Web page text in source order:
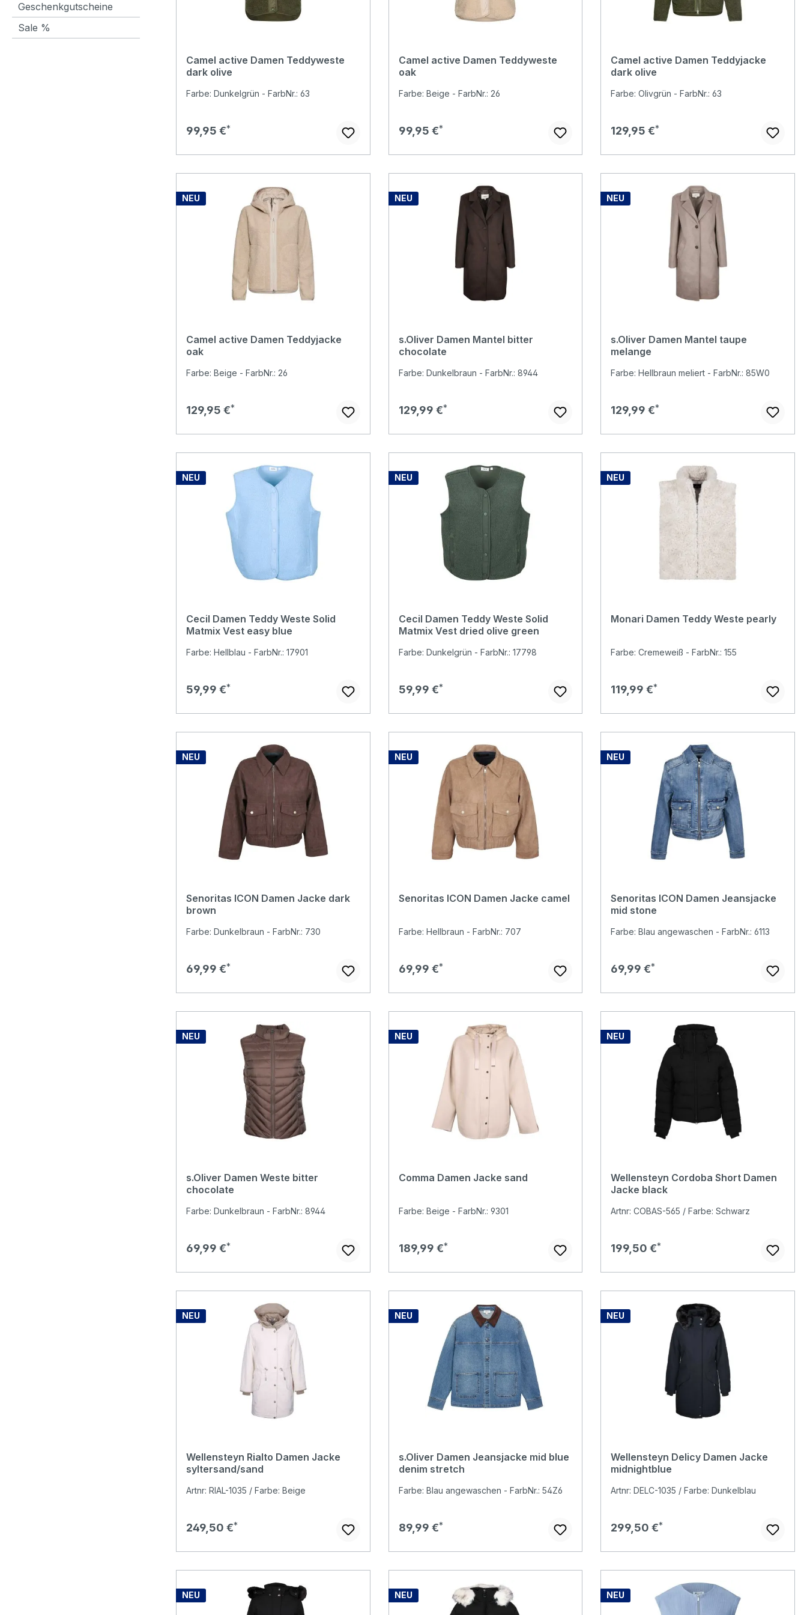
Geschenkgutscheine
Sale %
Camel active Damen Teddyweste
dark olive
Farbe: Dunkelgrün - FarbNr.: 63
Regulärer Preis:
99,95 €
Camel active Damen Teddyweste
oak
Farbe: Beige - FarbNr.: 26
Regulärer Preis:
99,95 €
Camel active Damen Teddyjacke
dark olive
Farbe: Olivgrün - FarbNr.: 63
Regulärer Preis:
129,95 €
NEU
Camel active Damen Teddyjacke
oak
Farbe: Beige - FarbNr.: 26
Regulärer Preis:
129,95 €
NEU
s.Oliver Damen Mantel bitter
chocolate
Farbe: Dunkelbraun - FarbNr.: 8944
Regulärer Preis:
129,99 €
NEU
s.Oliver Damen Mantel taupe
melange
Farbe: Hellbraun meliert - FarbNr.: 85W0
Regulärer Preis:
129,99 €
NEU
Cecil Damen Teddy Weste Solid
Matmix Vest easy blue
Farbe: Hellblau - FarbNr.: 17901
Regulärer Preis:
59,99 €
NEU
Cecil Damen Teddy Weste Solid
Matmix Vest dried olive green
Farbe: Dunkelgrün - FarbNr.: 17798
Regulärer Preis:
59,99 €
NEU
Monari Damen Teddy Weste pearly
Farbe: Cremeweiß - FarbNr.: 155
Regulärer Preis:
119,99 €
NEU
Senoritas ICON Damen Jacke dark
brown
Farbe: Dunkelbraun - FarbNr.: 730
Regulärer Preis:
69,99 €
NEU
Senoritas ICON Damen Jacke camel
Farbe: Hellbraun - FarbNr.: 707
Regulärer Preis:
69,99 €
NEU
Senoritas ICON Damen Jeansjacke
mid stone
Farbe: Blau angewaschen - FarbNr.: 6113
Regulärer Preis:
69,99 €
NEU
s.Oliver Damen Weste bitter
chocolate
Farbe: Dunkelbraun - FarbNr.: 8944
Regulärer Preis:
69,99 €
NEU
Comma Damen Jacke sand
Farbe: Beige - FarbNr.: 9301
Regulärer Preis:
189,99 €
NEU
Wellensteyn Cordoba Short Damen
Jacke black
Artnr: COBAS-565 / Farbe: Schwarz
Regulärer Preis:
199,50 €
NEU
Wellensteyn Rialto Damen Jacke
syltersand/sand
Artnr: RIAL-1035 / Farbe: Beige
Regulärer Preis:
249,50 €
NEU
s.Oliver Damen Jeansjacke mid blue
denim stretch
Farbe: Blau angewaschen - FarbNr.: 54Z6
Regulärer Preis:
89,99 €
NEU
Wellensteyn Delicy Damen Jacke
midnightblue
Artnr: DELC-1035 / Farbe: Dunkelblau
Regulärer Preis:
299,50 €
NEU NEU NEU